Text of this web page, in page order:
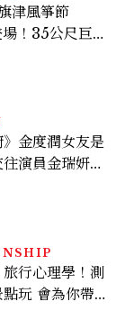
津風箏節
！35公尺巨大
》金度潤女友是
演員金瑞妍、
行心理學！測
玩 會為你帶來